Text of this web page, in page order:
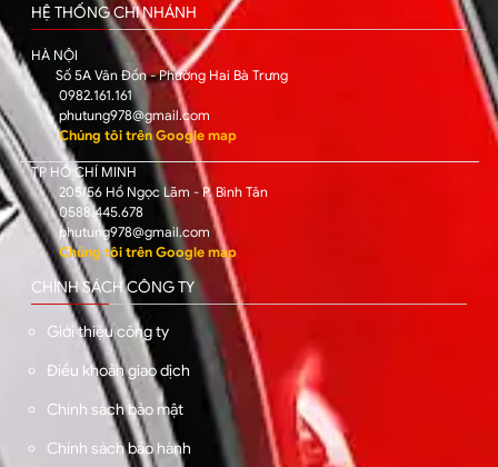
HỆ THỐNG CHI NHÁNH
HÀ NỘI
Số 5A Vân Đồn - Phường Hai Bà Trưng
0982.161.161
phutung978@gmail.com
Chúng tôi trên Google map
TP HỒ CHÍ MINH
205/56 Hồ Ngọc Lãm - P. Bình Tân
0588.445.678
phutung978@gmail.com
Chúng tôi trên Google map
CHÍNH SÁCH CÔNG TY
Giới thiệu công ty
Điều khoản giao dịch
Chính sách bảo mật
Chính sách bảo hành